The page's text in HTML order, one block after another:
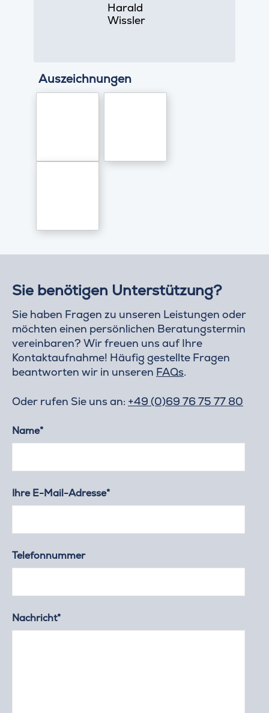
Harald
Wissler
Auszeichnungen
Sie benötigen Unterstützung?
Sie haben Fragen zu unseren Leistungen oder
möchten einen persönlichen Beratungstermin
vereinbaren? Wir freuen uns auf Ihre
Kontaktaufnahme! Häufig gestellte Fragen
beantworten wir in unseren FAQs.
Oder rufen Sie uns an: +49 (0)69 76 75 77 80
Name*
Ihre E-Mail-Adresse*
Telefonnummer
Nachricht*